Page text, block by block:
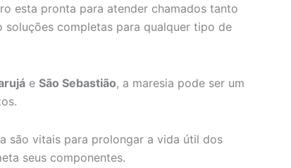
esta pronta para atender chamados tanto
completas para qualquer tipo de
e São Sebastião, a maresia pode ser um
são vitais para prolongar a vida útil dos
seus componentes.